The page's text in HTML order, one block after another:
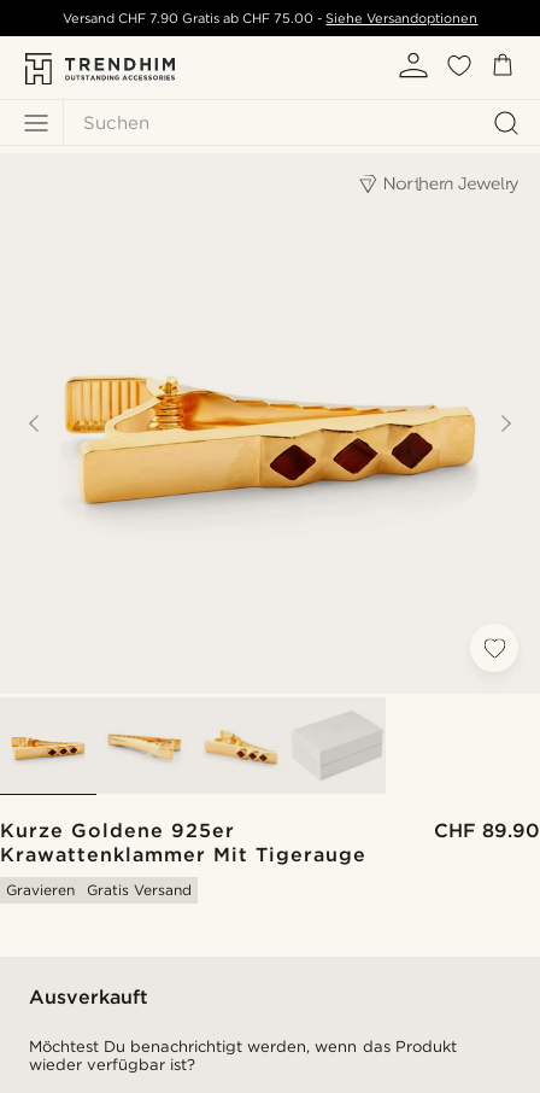
Suchen
Versand CHF 7.90 Gratis ab CHF 75.00 - Siehe Versandoptionen
Kurze Goldene 925er
Krawattenklammer Mit Tigerauge
CHF 89.90
Gravieren Gratis Versand
Ausverkauft
Möchtest Du benachrichtigt werden, wenn das Produkt
wieder verfügbar ist?